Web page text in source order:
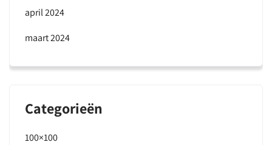
april 2024
maart 2024
Categorieën
100×100